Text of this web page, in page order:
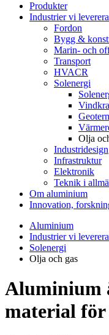
Produkter
Industrier vi
Fordon
Bygg &
Marin- och
Transport
HVACR
Solenergi
Olja
Industridesign
Infrastruktur
Elektronik
Teknik i
Om aluminium
Innovation,
Aluminium
Industrier vi
Solenergi
Olja och gas
Aluminium
material för